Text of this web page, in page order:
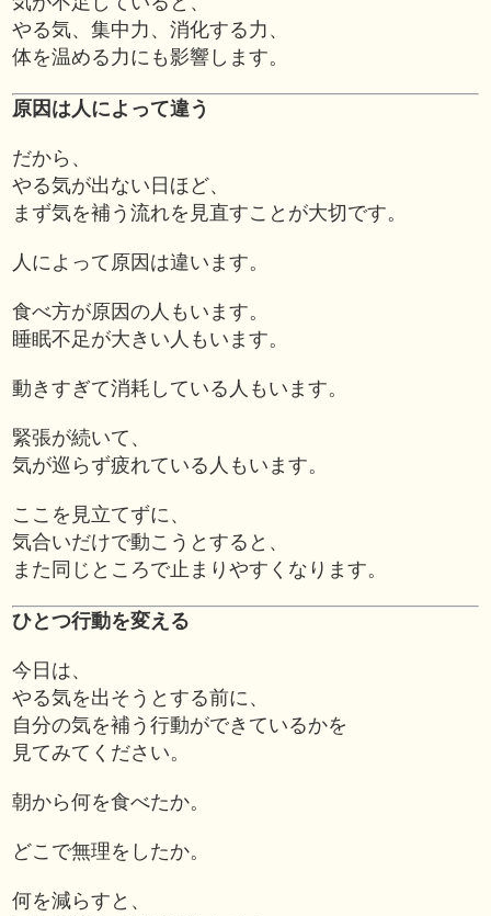
やる気、集中力、消化する力、
体を温める力にも影響します。
原因は人によって違う
だから、
やる気が出ない日ほど、
まず気を補う流れを見直すことが大切です。
人によって原因は違います。
食べ方が原因の人もいます。
睡眠不足が大きい人もいます。
動きすぎて消耗している人もいます。
緊張が続いて、
気が巡らず疲れている人もいます。
ここを見立てずに、
気合いだけで動こうとすると、
また同じところで止まりやすくなります。
ひとつ行動を変える
今日は、
やる気を出そうとする前に、
自分の気を補う行動ができているかを
見てみてください。
朝から何を食べたか。
どこで無理をしたか。
何を減らすと、